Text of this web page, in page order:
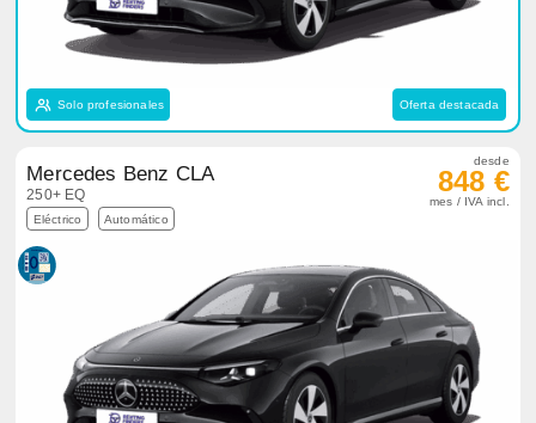
Solo profesionales Oferta destacada
Mercedes Benz CLA
250+ EQ
Eléctrico Automático
desde
848 €
mes / IVA incl.